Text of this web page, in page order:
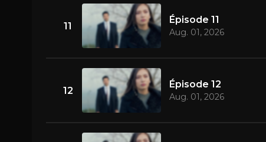
11
Épisode 11
Aug. 01, 2026
12
Épisode 12
Aug. 01, 2026